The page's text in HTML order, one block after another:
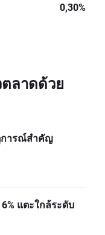
0,30%
ลาดด้วย
การณ์สำคัญ
แตะใกล้ระดับ